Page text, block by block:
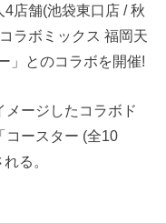
店舗(池袋東口店 / 秋
ラボミックス 福岡天
」とのコラボを開催!
ージしたコラボド
コースター (全10
る。